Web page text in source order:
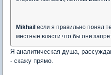
Mikhail если я правильно понял
местные власти что бы они
Я аналитическая душа,
- скажу прямо.